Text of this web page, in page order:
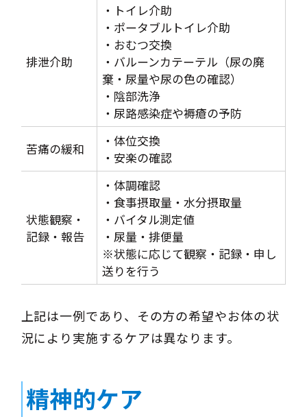
排泄介助
・トイレ介助
・ポータブルトイレ介助
・おむつ交換
・バルーンカテーテル（尿の廃
棄・尿量や尿の色の確認）
・陰部洗浄
・尿路感染症や褥瘡の予防
苦痛の緩和
・体位交換
・安楽の確認
状態観察・
記録・報告
・体調確認
・食事摂取量・水分摂取量
・バイタル測定値
・尿量・排便量
※状態に応じて観察・記録・申し
送りを行う
上記は一例であり、その方の希望やお体の状
況により実施するケアは異なります。
精神的ケア